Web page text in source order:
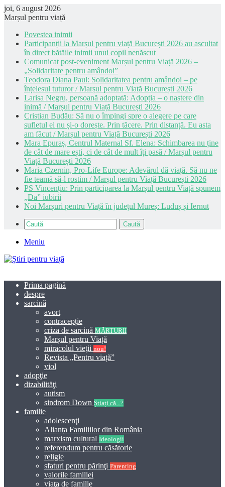
joi, 6 august 2026
Marșul pentru viață
Povestea inimii
Participanții la Marșul pentru viață București 2026 au ascultat
în direct bătăile inimii unui copil nenăscut
Comunicat post-eveniment Marșul pentru Viață 2026 –
„Solidaritate pentru amândoi”
Teodora Diana Paul: Solidaritatea pentru amândoi – pe
înțelesul tuturor / Marșul pentru Viață București 2026
Larisa Negru, persoană adoptată: Adopția – o naștere din
inimă / Marșul pentru Viață București 2026
Cristian Budău: Să nu o împingi spre o alegere pe care
sufletul ei nu și-o dorește. Prin tăcere. Prin distanță. Eu asta
am făcut / Marșul pentru Viață București 2026
Mara Epuraș, Centrul Maternal Sf. Elena: Schimbarea nu ține
de cât de mare ești, ci de cât de mult îți pasă / Marșul pentru
Viață București 2026
Maria Czernin, Pro-Life Europe: Adevărul dă viață. Să nu ne
fie teamă să-l rostim / Marșul pentru Viață București 2026
PS Vincențiu: Prin participarea la Marșul pentru Viață spunem
„Da” iubirii
Noi Marșuri pentru Viață în județul Mureș: Luduș și Iernut
Caută
Meniu
Prima pagină
despre
sarcină
avort
contracepție
criza de sarcină MĂRTURII
Marșul pentru Viață
miracolul vieţii nou!
Revista „Pentru viață”
viol
adopţie
dizabilităţi
autism
sindrom Down Știați că...?
familie
adolescenţi
Alianța Familiilor din România
marxism cultural Ideologii
referendum pentru căsătorie
religie
sfaturi pentru părinţi Parenting
valorile familiei
viaţa de familie